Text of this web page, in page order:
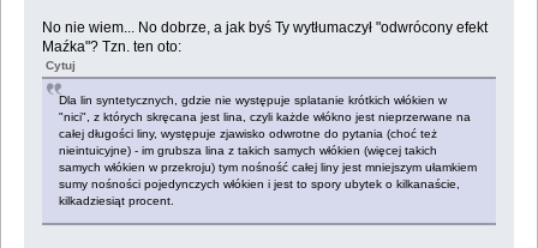
No nie wiem... No dobrze, a jak byś Ty wytłumaczył "odwrócony efekt
Maźka"? Tzn. ten oto:
Cytuj
Dla lin syntetycznych, gdzie nie występuje splatanie krótkich włókien w
"nici", z których skręcana jest lina, czyli każde włókno jest nieprzerwane na
całej długości liny, występuje zjawisko odwrotne do pytania (choć też
nieintuicyjne) - im grubsza lina z takich samych włókien (więcej takich
samych włókien w przekroju) tym nośność całej liny jest mniejszym ułamkiem
sumy nośności pojedynczych włókien i jest to spory ubytek o kilkanaście,
kilkadziesiąt procent.